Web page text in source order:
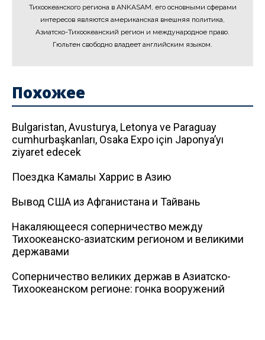
Тихоокеанского региона в ANKASAM, его основными сферами
интересов являются американская внешняя политика,
Азиатско-Тихоокеанский регион и международное право.
Гюльтен свободно владеет английским языком.
Похожее
Bulgaristan, Avusturya, Letonya ve Paraguay
cumhurbaşkanları, Osaka Expo için Japonya’yı
ziyaret edecek
Поездка Камалы Харрис в Азию
Вывод США из Афганистана и Тайвань
Накаляющееся соперничество между
Тихоокеанско-азиатским регионом и великими
державами
Соперничество великих держав в Азиатско-
Тихоокеанском регионе: гонка вооружений